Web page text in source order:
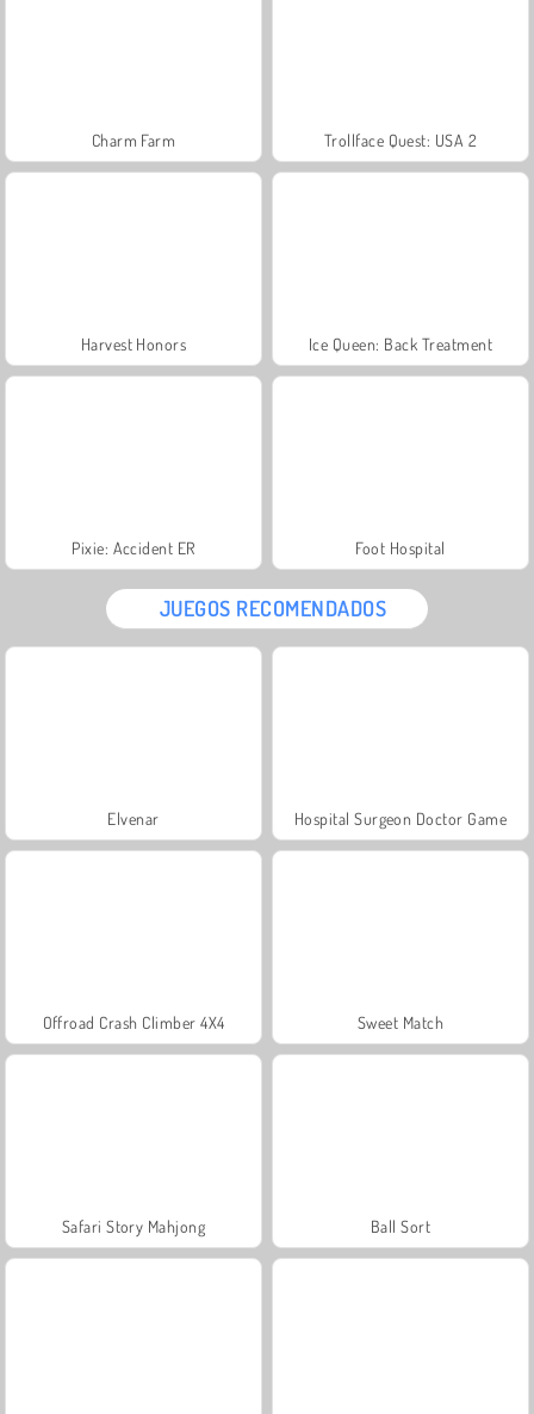
Charm Farm Trollface Quest: USA 2
Harvest Honors Ice Queen: Back Treatment
Pixie: Accident ER Foot Hospital
JUEGOS RECOMENDADOS
Elvenar Hospital Surgeon Doctor Game
Offroad Crash Climber 4X4 Sweet Match
Safari Story Mahjong Ball Sort